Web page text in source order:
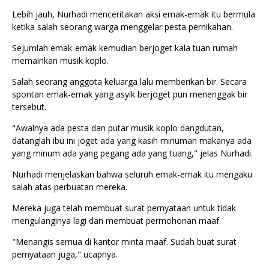
Lebih jauh, Nurhadi menceritakan aksi emak-emak itu bermula
ketika salah seorang warga menggelar pesta pernikahan.
Sejumlah emak-emak kemudian berjoget kala tuan rumah
memainkan musik koplo.
Salah seorang anggota keluarga lalu memberikan bir. Secara
spontan emak-emak yang asyik berjoget pun menenggak bir
tersebut.
"Awalnya ada pesta dan putar musik koplo dangdutan,
datanglah ibu ini joget ada yang kasih minuman makanya ada
yang minum ada yang pegang ada yang tuang," jelas Nurhadi.
Nurhadi menjelaskan bahwa seluruh emak-emak itu mengaku
salah atas perbuatan mereka.
Mereka juga telah membuat surat pernyataan untuk tidak
mengulanginya lagi dan membuat permohonan maaf.
"Menangis semua di kantor minta maaf. Sudah buat surat
pernyataan juga," ucapnya.